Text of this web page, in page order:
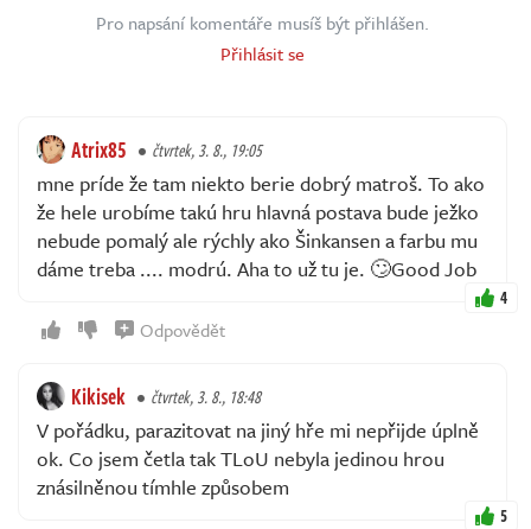
Pro napsání komentáře musíš být přihlášen.
Přihlásit se
Atrix85 čtvrtek, 3. 8., 19:05
mne príde že tam niekto berie dobrý matroš. To ako
že hele urobíme takú hru hlavná postava bude ježko
nebude pomalý ale rýchly ako Šinkansen a farbu mu
dáme treba .... modrú. Aha to už tu je. 🙄Good Job
4
Odpovědět
Kikisek čtvrtek, 3. 8., 18:48
V pořádku, parazitovat na jiný hře mi nepřijde úplně
ok. Co jsem četla tak TLoU nebyla jedinou hrou
znásilněnou tímhle způsobem
5